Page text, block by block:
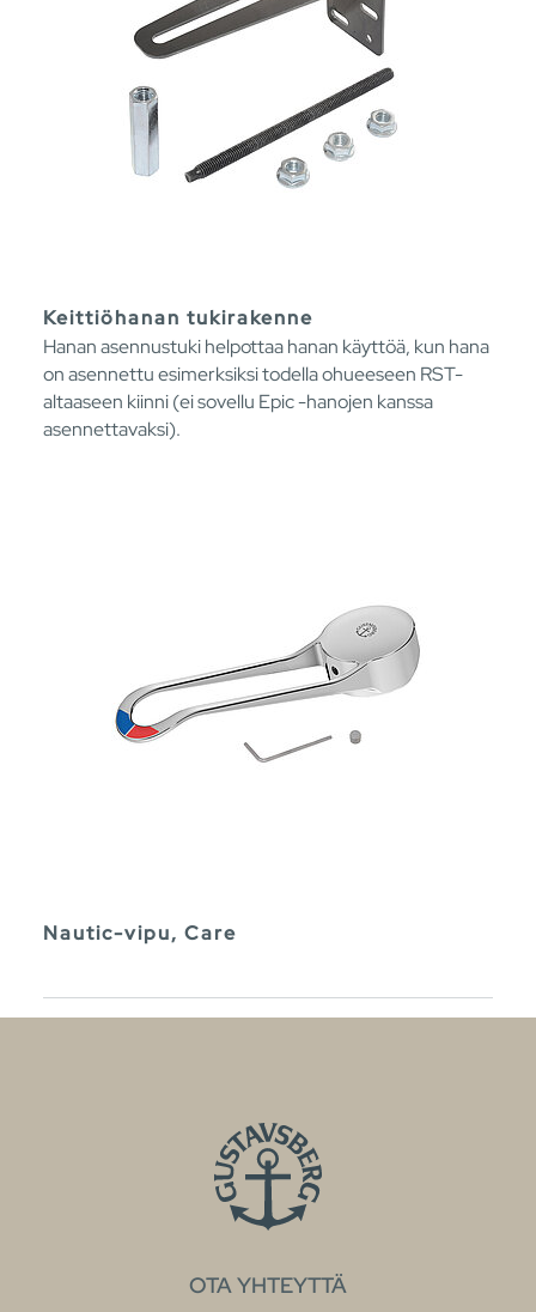
Keittiöhanan tukirakenne
Hanan asennustuki helpottaa hanan käyttöä, kun hana
on asennettu esimerksiksi todella ohueeseen RST-
altaaseen kiinni (ei sovellu Epic -hanojen kanssa
asennettavaksi).
Nautic-vipu, Care
OTA YHTEYTTÄ